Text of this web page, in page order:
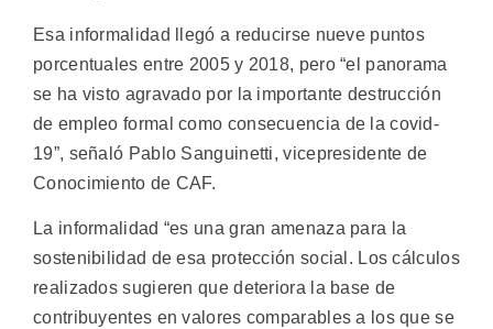
Esa informalidad llegó a reducirse nueve puntos
porcentuales entre 2005 y 2018, pero “el panorama
se ha visto agravado por la importante destrucción
de empleo formal como consecuencia de la covid-
19”, señaló Pablo Sanguinetti, vicepresidente de
Conocimiento de CAF.
La informalidad “es una gran amenaza para la
sostenibilidad de esa protección social. Los cálculos
realizados sugieren que deteriora la base de
contribuyentes en valores comparables a los que se